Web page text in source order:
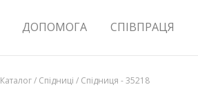
ДОПОМОГА СПІВПРАЦЯ
Каталог/ Спідниці / Спідниця - 35218